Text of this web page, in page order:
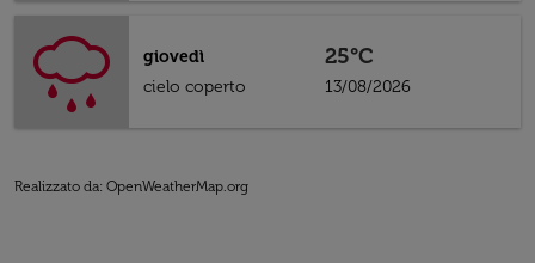
giovedì
cielo coperto
25°C
13/08/2026
Realizzato da: OpenWeatherMap.org